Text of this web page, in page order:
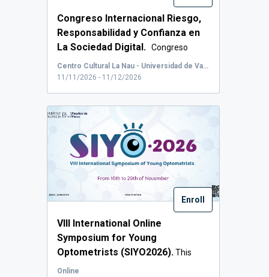
Congreso Internacional Riesgo,
Responsabilidad y Confianza en
La Sociedad Digital. Congreso
Internaci...
Centro Cultural La Nau - Universidad de Valencia, Calle de la Universidad, Valencia, España
11/11/2026 - 11/12/2026
Enroll
VIII International Online
Symposium for Young
Optometrists (SIYO2026). This
year 2026, the University o...
Online